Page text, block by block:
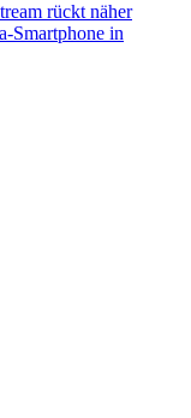
rückt näher
Smartphone in